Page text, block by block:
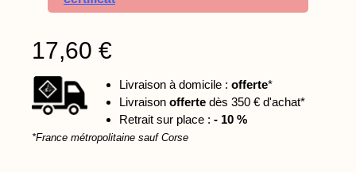
17,60 €
Livraison à domicile : offerte*
Livraison offerte dès 350 € d'achat*
Retrait sur place : - 10 %
*France métropolitaine sauf Corse